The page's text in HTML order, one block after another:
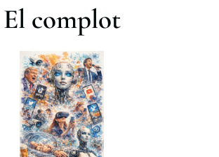
El complot